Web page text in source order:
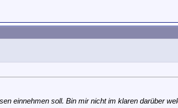
einnehmen soll. Bin mir nicht im klaren darüber